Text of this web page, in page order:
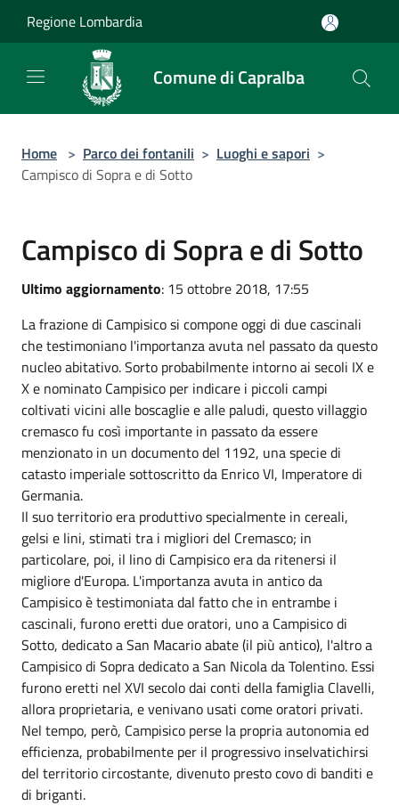
Regione Lombardia
Comune di Capralba
Home > Parco dei fontanili > Luoghi e sapori >
Campisco di Sopra e di Sotto
Campisco di Sopra e di Sotto
Ultimo aggiornamento: 15 ottobre 2018, 17:55
La frazione di Campisico si compone oggi di due cascinali
che testimoniano l'importanza avuta nel passato da questo
nucleo abitativo. Sorto probabilmente intorno ai secoli IX e
X e nominato Campisico per indicare i piccoli campi
coltivati vicini alle boscaglie e alle paludi, questo villaggio
cremasco fu così importante in passato da essere
menzionato in un documento del 1192, una specie di
catasto imperiale sottoscritto da Enrico VI, Imperatore di
Germania.
Il suo territorio era produttivo specialmente in cereali,
gelsi e lini, stimati tra i migliori del Cremasco; in
particolare, poi, il lino di Campisico era da ritenersi il
migliore d'Europa. L'importanza avuta in antico da
Campisico è testimoniata dal fatto che in entrambe i
cascinali, furono eretti due oratori, uno a Campisico di
Sotto, dedicato a San Macario abate (il più antico), l'altro a
Campisico di Sopra dedicato a San Nicola da Tolentino. Essi
furono eretti nel XVI secolo dai conti della famiglia Clavelli,
allora proprietaria, e venivano usati come oratori privati.
Nel tempo, però, Campisico perse la propria autonomia ed
efficienza, probabilmente per il progressivo inselvatichirsi
del territorio circostante, divenuto presto covo di banditi e
di briganti.